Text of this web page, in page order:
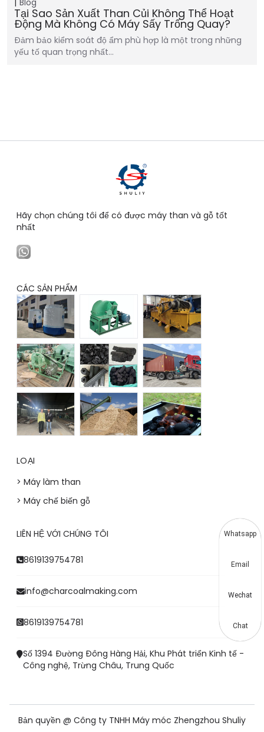
Tại Sao Sản Xuất Than Củi Không Thể Hoạt
Động Mà Không Có Máy Sấy Trống Quay?
Đảm bảo kiểm soát độ ẩm phù hợp là một trong những
yếu tố quan trọng nhất…
Hãy chọn chúng tôi để có được máy than và gỗ tốt
nhất
CÁC SẢN PHẨM
LOẠI
> Máy làm than
> Máy chế biến gỗ
LIÊN HỆ VỚI CHÚNG TÔI
8619139754781
info@charcoalmaking.com
8619139754781
Số 1394 Đường Đông Hàng Hải, Khu Phát triển Kinh tế -
Công nghệ, Trừng Châu, Trung Quốc
Bản quyền @ Công ty TNHH Máy móc Zhengzhou Shuliy
Whatsapp
Email
Wechat
Chat